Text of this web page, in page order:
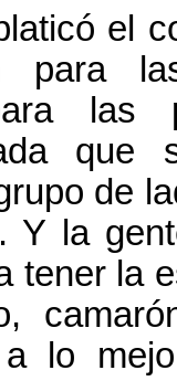
el
para
las
que
de
Y la
tener la
lo